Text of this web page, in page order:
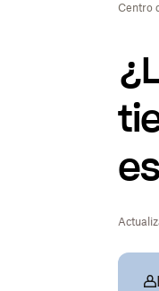
Centro